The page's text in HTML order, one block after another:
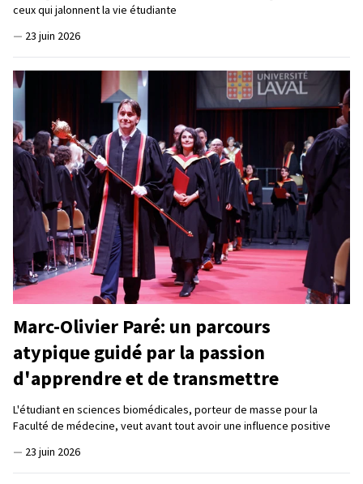
ceux qui jalonnent la vie étudiante
— 23 juin 2026
Marc-Olivier Paré: un parcours
atypique guidé par la passion
d'apprendre et de transmettre
L'étudiant en sciences biomédicales, porteur de masse pour la
Faculté de médecine, veut avant tout avoir une influence positive
— 23 juin 2026